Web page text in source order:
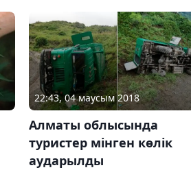
22:43, 04 маусым 2018
Алматы облысында
туристер мінген көлік
аударылды